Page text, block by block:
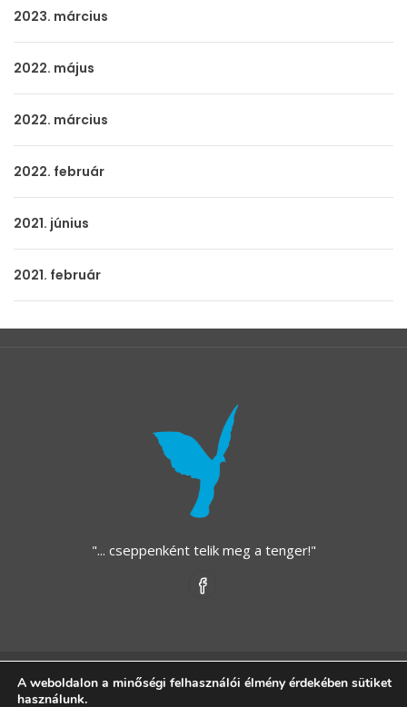
2023. március
2022. május
2022. március
2022. február
2021. június
2021. február
"... cseppenként telik meg a tenger!"
Copyright © 2021 - Kék Madár Alapítvány - Közhasznú
A weboldalon a minőségi felhasználói élmény érdekében sütiket
használunk.